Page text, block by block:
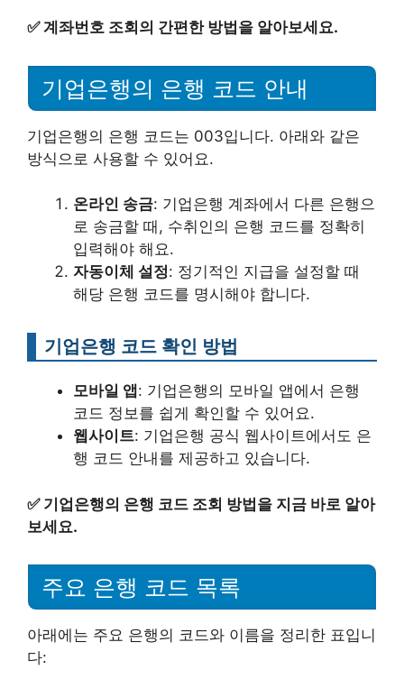
✅계좌번호 조회의 간편한 방법을 알아보세요.
기업은행의 은행 코드 안내
기업은행의 은행 코드는 003입니다. 아래와 같은
방식으로 사용할 수 있어요.
온라인 송금: 기업은행 계좌에서 다른 은행으
로 송금할 때, 수취인의 은행 코드를 정확히
입력해야 해요.
자동이체 설정: 정기적인 지급을 설정할 때
해당 은행 코드를 명시해야 합니다.
기업은행 코드 확인 방법
모바일 앱 : 기업은행의 모바일 앱에서 은행
코드 정보를 쉽게 확인할 수 있어요.
웹사이트: 기업은행 공식 웹사이트에서도 은
행 코드 안내를 제공하고 있습니다.
✅ 기업은행의 은행 코드 조회 방법을 지금 바로 알아
보세요.
주요 은행 코드 목록
아래에는 주요 은행의 코드와 이름을 정리한 표입니
다: